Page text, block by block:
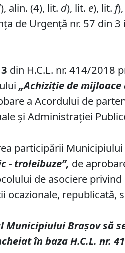
), alin. (4), lit. d), lit. e), lit. f
de Urgență nr. 57 din
din H.C.L. nr. 414/2018
„Achiziţie de
a Acordului de
şi Administraţiei
participării
- troleibuze”, de
de asociere
ocazionale, republicată,
Municipiului Brașov să
în bazaH.C.L. nr.